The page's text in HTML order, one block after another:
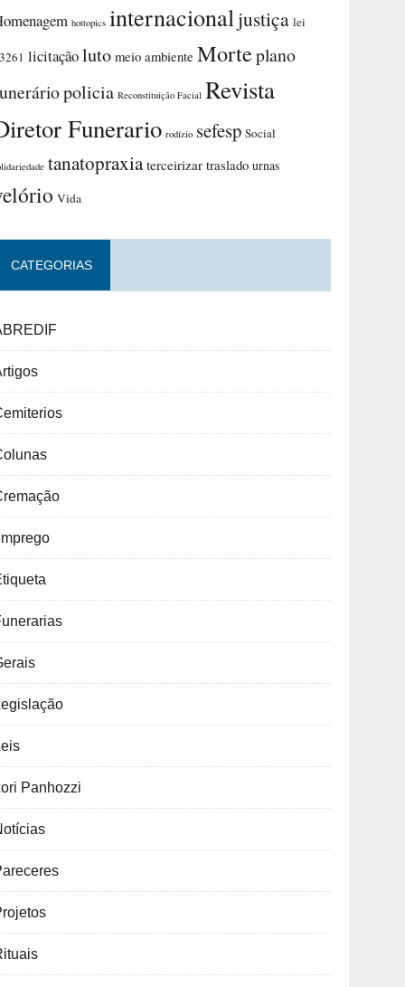
hottopics internacionaljustiça lei
licitaçãoluto meio ambiente Morteplano
policia Reconstituição Facial Revista
Funerario rodízio sefesp Social
tanatopraxia terceirizar traslado urnas
Vida
CATEGORIAS
Panhozzi